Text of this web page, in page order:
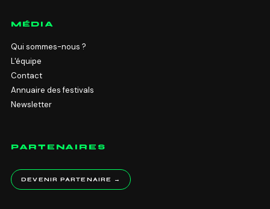
MÉDIA
Qui sommes-nous ?
L'équipe
Contact
Annuaire des festivals
Newsletter
PARTENAIRES
DEVENIR PARTENAIRE →